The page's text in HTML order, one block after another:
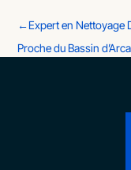
←Expert en Nettoyage
Proche du Bassin